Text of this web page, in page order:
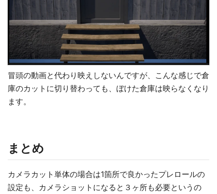
冒頭の動画と代わり映えしないんですが、こんな感じで倉
庫のカットに切り替わっても、ぼけた倉庫は映らなくなり
ます。
まとめ
カメラカット単体の場合は1箇所で良かったプレロールの
設定も、カメラショットになると３ヶ所も必要というの